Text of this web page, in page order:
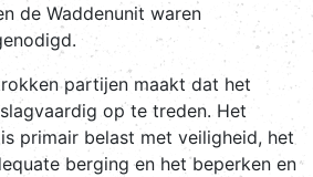
de Waddenunit waren
partijen maakt dat het
op te treden. Het
primair belast met veiligheid, het
berging en het beperken en